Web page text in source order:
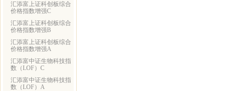
汇添富上证科创板综合
价格指数增强C
汇添富上证科创板综合
价格指数增强B
汇添富上证科创板综合
价格指数增强A
汇添富中证生物科技指
数（LOF）C
汇添富中证生物科技指
数（LOF）A